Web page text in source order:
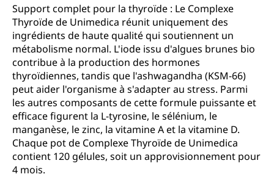
Support complet pour la thyroïde : Le Complexe
Thyroïde de Unimedica réunit uniquement des
ingrédients de haute qualité qui soutiennent un
métabolisme normal. L'iode issu d'algues brunes bio
contribue à la production des hormones
thyroïdiennes, tandis que l'ashwagandha (KSM-66)
peut aider l'organisme à s'adapter au stress. Parmi
les autres composants de cette formule puissante et
efficace figurent la L-tyrosine, le sélénium, le
manganèse, le zinc, la vitamine A et la vitamine D.
Chaque pot de Complexe Thyroïde de Unimedica
contient 120 gélules, soit un approvisionnement pour
4 mois.